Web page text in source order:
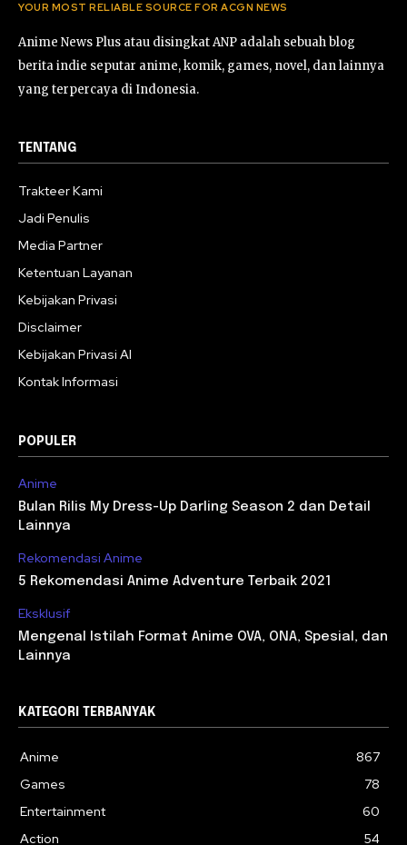
YOUR MOST RELIABLE SOURCE FOR ACGN NEWS
Anime News Plus atau disingkat ANP adalah sebuah blog
berita indie seputar anime, komik, games, novel, dan lainnya
yang terpercaya di Indonesia.
TENTANG
Trakteer Kami
Jadi Penulis
Media Partner
Ketentuan Layanan
Kebijakan Privasi
Disclaimer
Kebijakan Privasi AI
Kontak Informasi
POPULER
Anime
Bulan Rilis My Dress-Up Darling Season 2 dan Detail
Lainnya
Rekomendasi Anime
5 Rekomendasi Anime Adventure Terbaik 2021
Eksklusif
Mengenal Istilah Format Anime OVA, ONA, Spesial, dan
Lainnya
KATEGORI TERBANYAK
Anime
867
Games
78
Entertainment
60
Action
54